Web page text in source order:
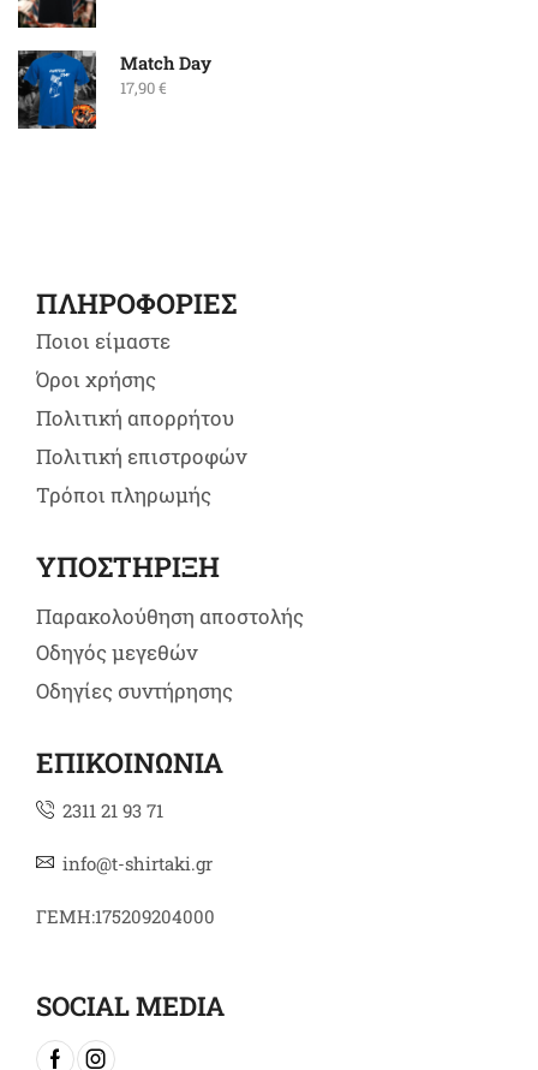
Match Day
17,90€
ΠΛΗΡΟΦΟΡΙΕΣ
Ποιοι είμαστε
Όροι χρήσης
Πολιτική απορρήτου
Πολιτική επιστροφών
Τρόποι πληρωμής
ΥΠΟΣΤΗΡΙΞΗ
Παρακολούθηση αποστολής
Οδηγός μεγεθών
Οδηγίες συντήρησης
ΕΠΙΚΟΙΝΩΝΙΑ
2311 21 93 71
info@t-shirtaki.gr
ΓΕΜΗ:175209204000
SOCIAL MEDIA